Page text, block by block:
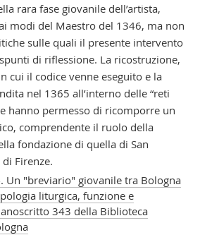
rara fase giovanile dell’artista,
modi del Maestro del 1346, ma non
sulle quali il presente intervento
di riflessione. La ricostruzione,
cui il codice venne eseguito e la
nel 1365 all’interno delle “reti
hanno permesso di ricomporre un
comprendente il ruolo della
fondazione di quella di San
Firenze.
Un "breviario" giovanile tra Bologna
liturgica, funzione e
343 della Biblioteca